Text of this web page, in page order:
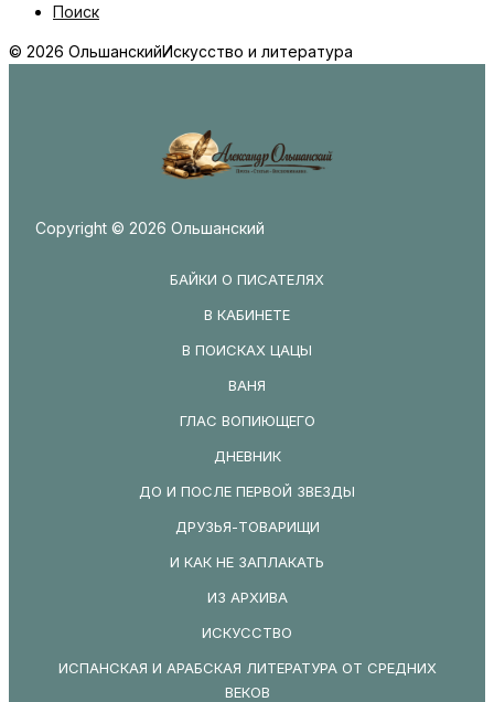
Поиск
© 2026 ОльшанскийИскусство и литература
Copyright © 2026 Ольшанский
БАЙКИ О ПИСАТЕЛЯХ
В КАБИНЕТЕ
В ПОИСКАХ ЦАЦЫ
ВАНЯ
ГЛАС ВОПИЮЩЕГО
ДНЕВНИК
ДО И ПОСЛЕ ПЕРВОЙ ЗВЕЗДЫ
ДРУЗЬЯ-ТОВАРИЩИ
И КАК НЕ ЗАПЛАКАТЬ
ИЗ АРХИВА
ИСКУССТВО
ИСПАНСКАЯ И АРАБСКАЯ ЛИТЕРАТУРА ОТ СРЕДНИХ
ВЕКОВ